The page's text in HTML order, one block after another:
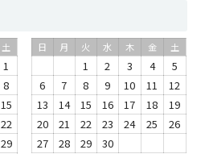
土
1
8
15
22
29
日 月 火 水 木 金 土
1 2 3 4
5
6
7 8 9 10 11
12
13
14 15 16 17 18
19
20
21 22 23 24 25
26
27
28 29 30